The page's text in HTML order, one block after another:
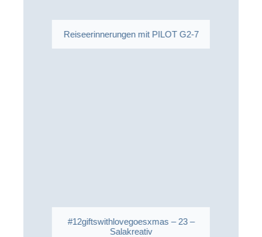
Reiseerinnerungen mit PILOT G2-7
#12giftswithlovegoesxmas – 23 –
Salakreativ